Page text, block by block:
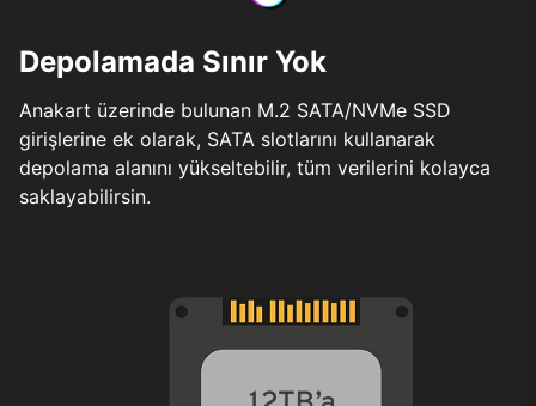
Depolamada Sınır Yok
Anakart üzerinde bulunan M.2 SATA/NVMe SSD
girişlerine ek olarak, SATA slotlarını kullanarak
depolama alanını yükseltebilir, tüm verilerini kolayca
saklayabilirsin.